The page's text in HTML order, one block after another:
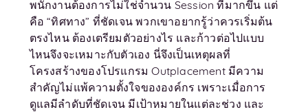
พนักงานต้องการไม่ใช่จำนวน Session ที่มากขึ้น แต่
คือ “ทิศทาง” ที่ชัดเจน พวกเขาอยากรู้ว่าควรเริ่มต้น
ตรงไหน ต้องเตรียมตัวอย่างไร และก้าวต่อไปแบบ
ไหนจึงจะเหมาะกับตัวเอง นี่จึงเป็นเหตุผลที่
โครงสร้างของโปรแกรม Outplacement มีความ
สำคัญไม่แพ้ความตั้งใจขององค์กร เพราะเมื่อการ
ดูแลมีลำดับที่ชัดเจน มีเป้าหมายในแต่ละช่วง และ